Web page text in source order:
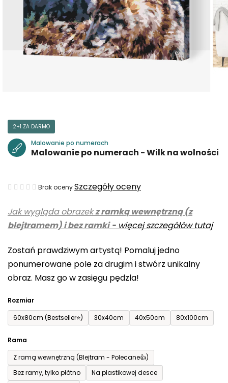
Jak wygląda obrazekz ramką wewnętrzną (z
blejtramem) i bez ramki- więcej szczegółów tutaj
Zostań prawdziwym artystą! Pomaluj jedno
ponumerowane pole za drugim i stwórz unikalny
obraz. Masz go w zasięgu pędzla!
Rozmiar
60x80cm (Bestseller⭐)
30x40cm 40x50cm 80x100cm
Rama
Z ramą wewnętrzną (Blejtram - Polecane👍)
Bez ramy, tylko płótno
Na plastikowej desce
2+1 ZA DARMO
Malowanie po numerach
Malowanie po numerach - Wilk na wolności
Średnia
produktu
wynosi
na
5
gwiazdek.
Brak ocenySzczegóły oceny